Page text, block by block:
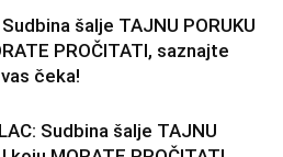
šalje TAJNU PORUKU
PROČITATI, saznajte
čeka!
Sudbina šalje TAJNU